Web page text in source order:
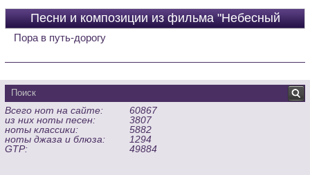
Песни и композиции из фильма "Небесный
Пора в путь-дорогу
Всего нот на сайте:
60867
из них ноты песен:
3807
ноты классики:
5882
ноты джаза и блюза:
1294
GTP:
49884